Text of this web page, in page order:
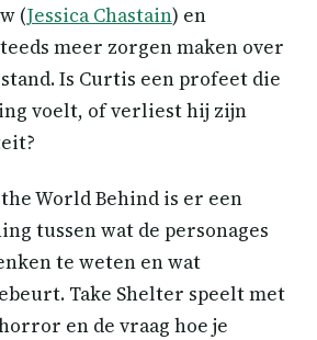
(Jessica Chastain) en
meer zorgen maken over
Is Curtis een profeet die
voelt, of verliest hij zijn
World Behind is er een
tussen wat de personages
te weten en wat
Take Shelter speelt met
en de vraag hoe je